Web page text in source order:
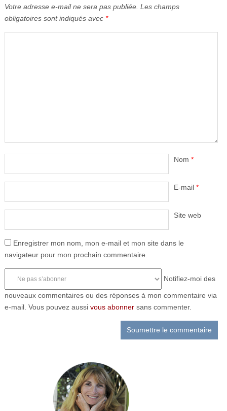
Votre adresse e-mail ne sera pas publiée. Les champs
obligatoires sont indiqués avec *
Nom *
E-mail *
Site web
Enregistrer mon nom, mon e-mail et mon site dans le
navigateur pour mon prochain commentaire.
Notifiez-moi des
nouveaux commentaires ou des réponses à mon commentaire via
e-mail. Vous pouvez aussi vous abonnersans commenter.